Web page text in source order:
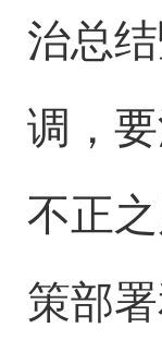
治总
调，
不正
策部